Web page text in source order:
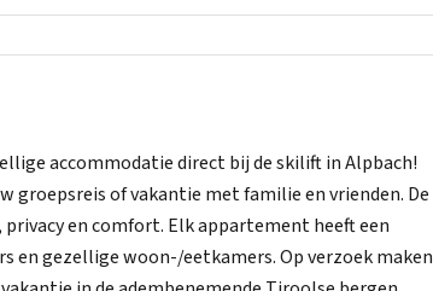
accommodatie direct bij de skilift in Alpbach!
groepsreis of vakantie met familie en vrienden. De
en comfort. Elk appartement heeft een
en gezellige woon-/eetkamers. Op verzoek maken